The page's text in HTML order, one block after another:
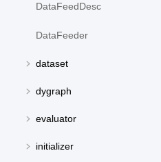
DataFeedDesc
DataFeeder
dataset
dygraph
evaluator
initializer